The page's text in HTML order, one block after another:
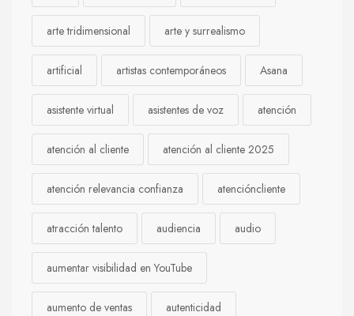
arte tridimensional arte y surrealismo
artificial artistas contemporáneos Asana
asistente virtual asistentes de voz atención
atención al cliente atención al cliente 2025
atención relevancia confianza atencióncliente
atracción talento audiencia audio
aumentar visibilidad en YouTube
aumento de ventas autenticidad